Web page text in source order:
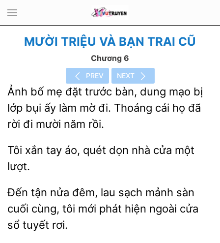
MƯỜI TRIỆU VÀ BẠN TRAI CŨ
Chương 6
PREV NEXT
Ảnh bố mẹ đặt trước bàn, dung mạo bị
lớp bụi ấy làm mờ đi. Thoáng cái họ đã
mười
rồi.
xắn tay áo, quét dọn
một
lượt.
Đến tận nửa
mảnh sàn
cuối cùng, tôi mới phát hiện ngoài cửa
sổ tuyết rơi.